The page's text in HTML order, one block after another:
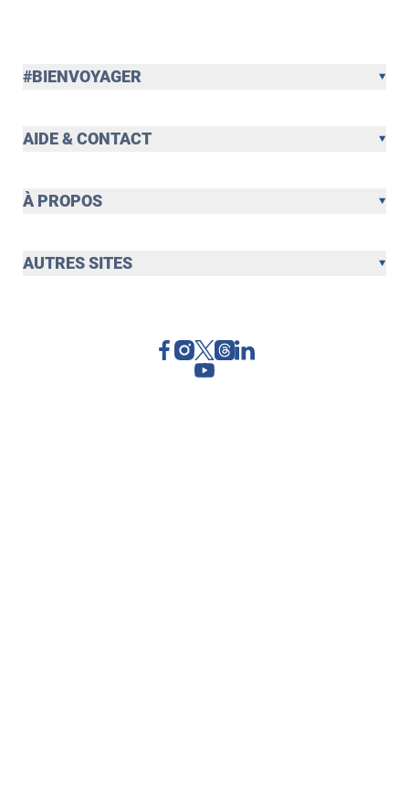
#BIENVOYAGER
AIDE & CONTACT
À PROPOS
AUTRES SITES